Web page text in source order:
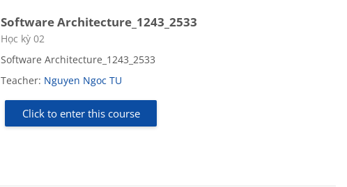
Software Architecture_1243_2533
Course category
Học kỳ 02
Software Architecture_1243_2533
Teacher: Nguyen Ngoc TU
Click to enter this course